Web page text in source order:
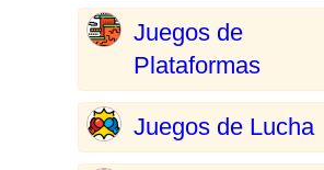
Juegos de
Plataformas
Juegos de Lucha